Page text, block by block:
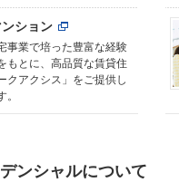
ション
事業で培った豊富な経験
もとに、高品質な賃貸住
クアクシス」をご提供し
。
ンシャルについて